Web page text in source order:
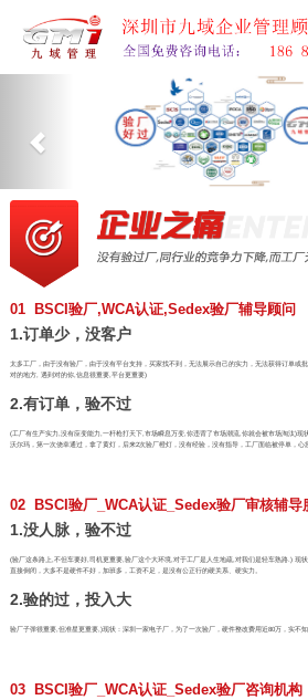
01 BSCI验厂,WCA认证,Sedex验厂辅导顾问
1.订单少，没客户
太多工厂，由于没有验厂，由于没有平台支持，买家找不到，无法展示自己的实力，无法获得订单或
对的地方, 遇到对的你,信息很重要,平台更重要)
2.有订单，验不过
(工厂有生产实力,没有应变能力,一杆枪打天下,市场瞬息万变,你违背了市场潮流,你就会被市场淘汰)现
沃尔玛，第一次侥幸通过，拿了黄灯，后来2次验厂橙灯，没有经验，没有指导，工厂面临被停单，心
02 BSCI验厂_WCA认证_Sedex验厂审核辅导
1.没人脉，验不过
(验厂这条路上,不但车要好,司机更重要,验厂这个大环境,对于工厂是人生地疏,对我们是轻车熟路.) 现
直接倒闭，大多不是硬件不好，加班多，工资不足，是没有公正行的硬关系、硬实力。
2.验的过，投入大
验厂子弹很重要,但准星更重要,)现状：深圳一家电子厂，为了一次验厂，硬件整改费用近80万，实不
03 BSCI验厂_WCA认证_Sedex验厂咨询机构